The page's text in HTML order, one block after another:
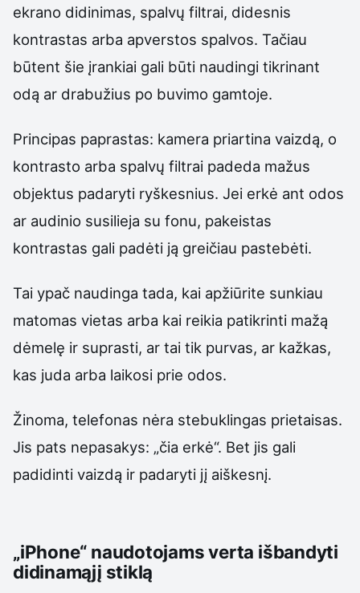
ekrano didinimas, spalvų filtrai, didesnis
kontrastas arba apverstos spalvos. Tačiau
būtent šie įrankiai gali būti naudingi tikrinant
odą ar drabužius po buvimo gamtoje.
Principas paprastas: kamera priartina vaizdą, o
kontrasto arba spalvų filtrai padeda mažus
objektus padaryti ryškesnius. Jei erkė ant odos
ar audinio susilieja su fonu, pakeistas
kontrastas gali padėti ją greičiau pastebėti.
Tai ypač naudinga tada, kai apžiūrite sunkiau
matomas vietas arba kai reikia patikrinti mažą
dėmelę ir suprasti, ar tai tik purvas, ar kažkas,
kas juda arba laikosi prie odos.
Žinoma, telefonas nėra stebuklingas prietaisas.
Jis pats nepasakys: „čia erkė“. Bet jis gali
padidinti vaizdą ir padaryti jį aiškesnį.
„iPhone“ naudotojams verta išbandyti
didinamąjį stiklą